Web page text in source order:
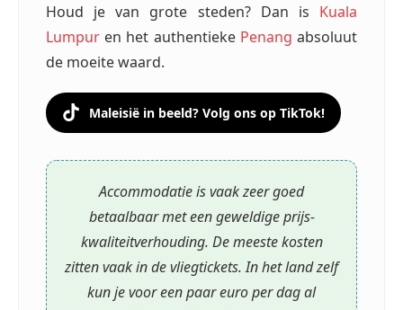
Houd je van grote steden? Dan is Kuala
Lumpur en het authentieke Penang absoluut
de moeite waard.
Maleisië in beeld? Volg ons op TikTok!
Accommodatie is vaak zeer goed
betaalbaar met een geweldige prijs-
kwaliteitverhouding. De meeste kosten
zitten vaak in de vliegtickets. In het land zelf
kun je voor een paar euro per dag al